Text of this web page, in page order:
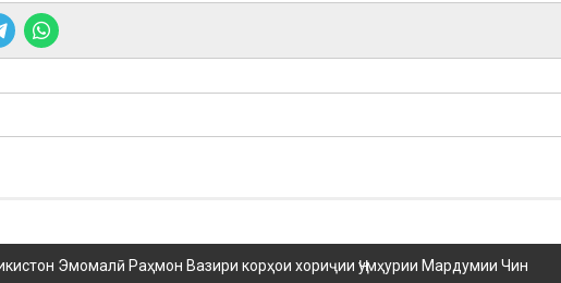
Эмомалӣ Раҳмон Вазири корҳои хориҷии Ҷумҳурии Мардумии Чин